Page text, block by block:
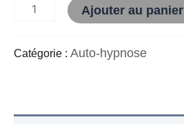
Ajouter au panier
Catégorie : Auto-hypnose